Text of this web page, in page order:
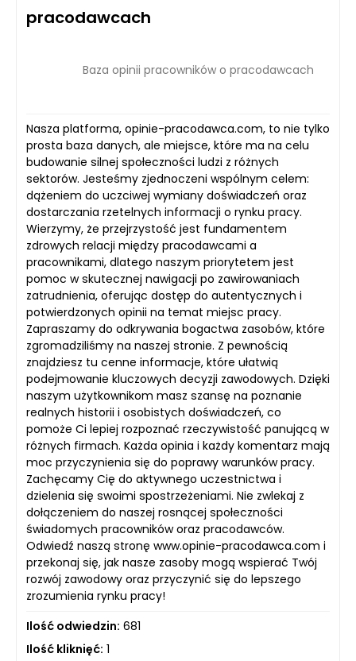
pracodawcach
Baza opinii pracowników o pracodawcach
Nasza platforma, opinie-pracodawca.com, to nie tylko
prosta baza danych, ale miejsce, które ma na celu
budowanie silnej społeczności ludzi z różnych
sektorów. Jesteśmy zjednoczeni wspólnym celem:
dążeniem do uczciwej wymiany doświadczeń oraz
dostarczania rzetelnych informacji o rynku pracy.
Wierzymy, że przejrzystość jest fundamentem
zdrowych relacji między pracodawcami a
pracownikami, dlatego naszym priorytetem jest
pomoc w skutecznej nawigacji po zawirowaniach
zatrudnienia, oferując dostęp do autentycznych i
potwierdzonych opinii na temat miejsc pracy.
Zapraszamy do odkrywania bogactwa zasobów, które
zgromadziliśmy na naszej stronie. Z pewnością
znajdziesz tu cenne informacje, które ułatwią
podejmowanie kluczowych decyzji zawodowych. Dzięki
naszym użytkownikom masz szansę na poznanie
realnych historii i osobistych doświadczeń, co
pomoże Ci lepiej rozpoznać rzeczywistość panującą w
różnych firmach. Każda opinia i każdy komentarz mają
moc przyczynienia się do poprawy warunków pracy.
Zachęcamy Cię do aktywnego uczestnictwa i
dzielenia się swoimi spostrzeżeniami. Nie zwlekaj z
dołączeniem do naszej rosnącej społeczności
świadomych pracowników oraz pracodawców.
Odwiedź naszą stronę www.opinie-pracodawca.com i
przekonaj się, jak nasze zasoby mogą wspierać Twój
rozwój zawodowy oraz przyczynić się do lepszego
zrozumienia rynku pracy!
Ilość odwiedzin: 681
Ilość kliknięć: 1